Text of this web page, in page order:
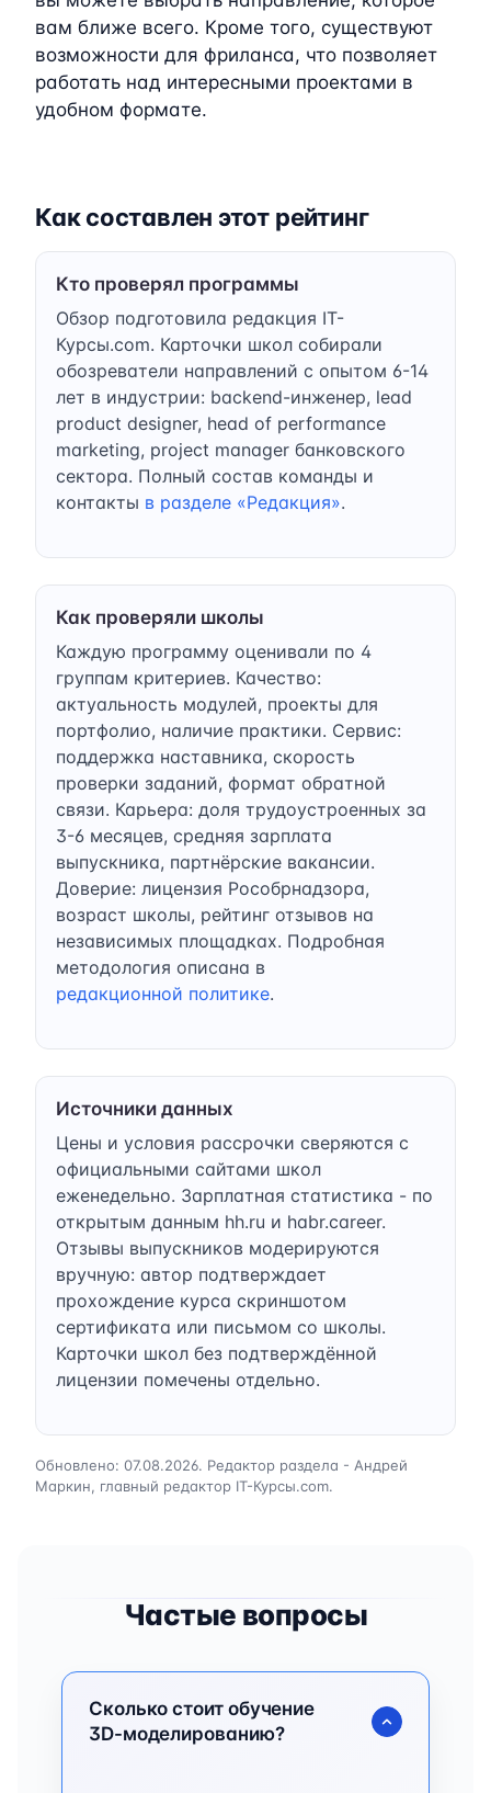
вам ближе всего. Кроме того, существуют
возможности для фриланса, что позволяет
работать над интересными проектами в
удобном формате.
Как составлен этот рейтинг
Кто проверял программы
Обзор подготовила редакция IT-
Курсы.com. Карточки школ собирали
обозреватели направлений с опытом 6-14
лет в индустрии: backend-инженер, lead
product designer, head of performance
marketing, project manager банковского
сектора. Полный состав команды и
контакты в разделе «Редакция».
Как проверяли школы
Каждую программу оценивали по 4
группам критериев. Качество:
актуальность модулей, проекты для
портфолио, наличие практики. Сервис:
поддержка наставника, скорость
проверки заданий, формат обратной
связи. Карьера: доля трудоустроенных за
3-6 месяцев, средняя зарплата
выпускника, партнёрские вакансии.
Доверие: лицензия Рособрнадзора,
возраст школы, рейтинг отзывов на
независимых площадках. Подробная
методология описана в
редакционной политике.
Источники данных
Цены и условия рассрочки сверяются с
официальными сайтами школ
еженедельно. Зарплатная статистика - по
открытым данным hh.ru и habr.career.
Отзывы выпускников модерируются
вручную: автор подтверждает
прохождение курса скриншотом
сертификата или письмом со школы.
Карточки школ без подтверждённой
лицензии помечены отдельно.
Обновлено: 07.08.2026. Редактор раздела - Андрей
Маркин, главный редактор IT-Курсы.com.
Частые вопросы
Сколько стоит обучение
3D-моделированию?